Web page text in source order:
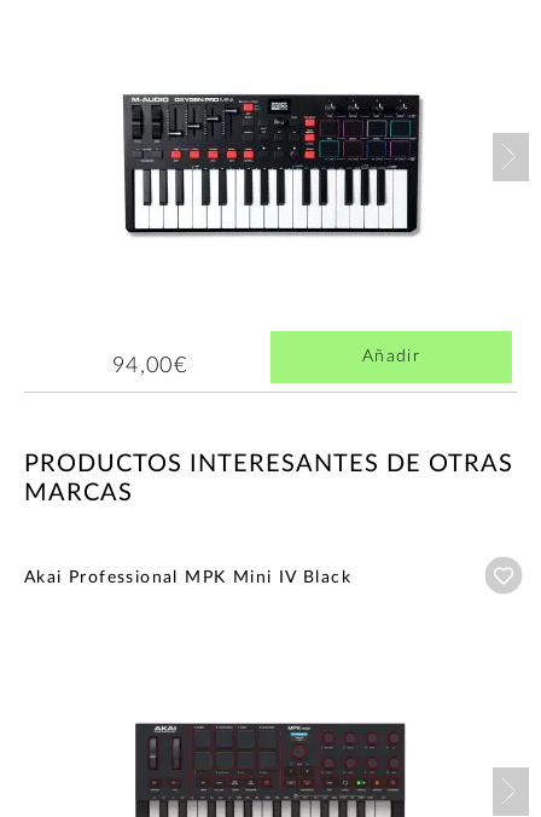
94,00€ Añadir
PRODUCTOS INTERESANTES DE OTRAS
MARCAS
Akai Professional MPK Mini IV Black